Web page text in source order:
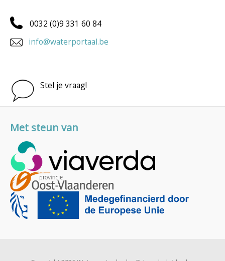
0032 (0)9 331 60 84
info@waterportaal.be
Stel je vraag!
Met steun van